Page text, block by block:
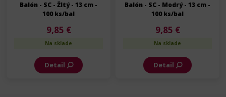
Balón - SC - Žltý - 13 cm -
100 ks/bal
9,85 €
Na sklade
Detail
Balón - SC - Modrý - 13 cm -
100 ks/bal
9,85 €
Na sklade
Detail